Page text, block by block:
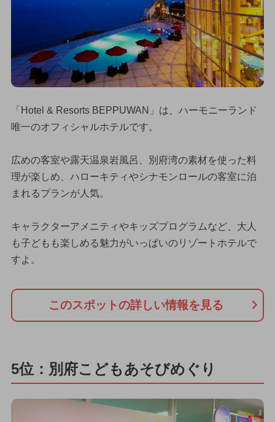
「Hotel & Resorts BEPPUWAN」は、ハーモニーランド
唯一のオフィシャルホテルです。
広めの客室や露天温泉岩風呂、別府湾の素材を使った料
理が楽しめ、ハローキティやシナモンロールの客室に泊
まれるプランが人気。
キャラクターアメニティやキッズプログラムなど、大人
も子どもも楽しめる魅力がいっぱいのリゾートホテルで
すよ。
このスポットの詳しい情報を見る
5位：別府こどもあそびめぐり